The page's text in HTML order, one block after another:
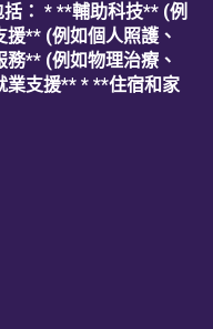
： * **輔助科技** (例
** (例如個人照護、
** (例如物理治療、
業支援** * **住宿和家